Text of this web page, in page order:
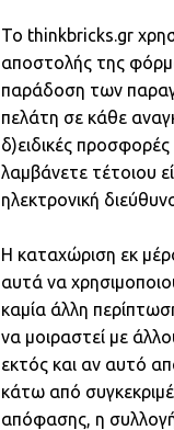
Το thinkbricks.gr
αποστολής της
παράδοση των
πελάτη σε κάθε
δ)ειδικές
λαμβάνετε τέτοιου
ηλεκτρονική
Η καταχώριση εκ
αυτά να
καμία άλλη
να μοιραστεί με
εκτός και αν αυτό
κάτω από
απόφασης, η